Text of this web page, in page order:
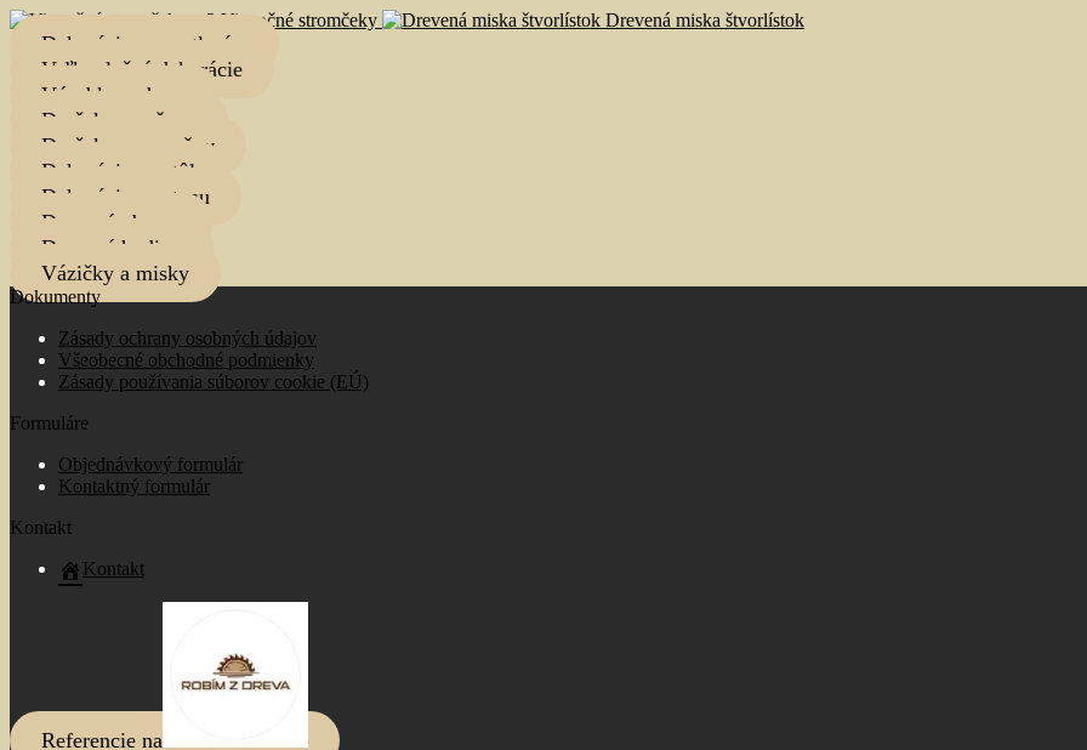
page
be
Vianočné stromčeky
Drevená miska štvorlístok
Dekorácie s osvetlením
Veľkoplošné dekorácie
Výrobky z dreva
Darčeky pre ženy
Darčeky pre mužov
Dekorácie na stôl
Dekorácie na stenu
Drevené obrazy
Drevené hodiny
Vázičky a misky
Dokumenty
Zásady ochrany osobných údajov
Všeobecné obchodné podmienky
Zásady používania súborov cookie (EÚ)
Formuláre
Objednávkový formulár
Kontaktný formulár
Kontakt
Kontakt
Referencie na